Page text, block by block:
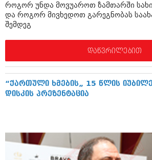
ივნისი 2015 (261)
მაისი 2015 (194)
მარტი 2015 (365)
თებერვალი 2015 (286)
იანვარი 2015 (247)
ნოემბერი 2014 (290)
ოქტომბერი 2014 (292)
ივნისი 2014 (366)
მაისი 2014 (313)
აპრილი 2014 (290)
როგორ უნდა მოვუაროთ ზამთარში
და როგორ მივხედოთ გარეგნობას
შემდეგ
დაწვრილებით
“ქართული ხმების„ 15 წლის
დისკის პრეზენტაცია